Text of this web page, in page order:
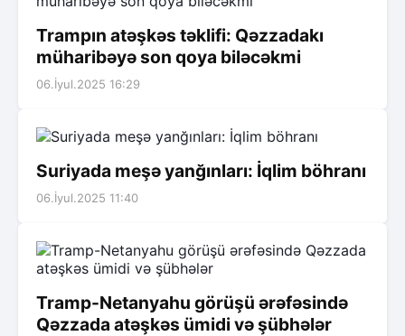
Trampın atəşkəs təklifi: Qəzzadakı
müharibəyə son qoya biləcəkmi
06.İyul.2025 16:29
Suriyada meşə yanğınları: İqlim böhranı
06.İyul.2025 11:40
Tramp-Netanyahu görüşü ərəfəsində
Qəzzada atəşkəs ümidi və şübhələr